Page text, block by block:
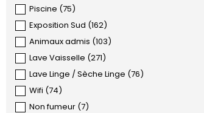
Piscine (75)
Exposition Sud (162)
Animaux admis (103)
Lave Vaisselle (271)
Lave Linge / Sèche Linge (76)
Wifi (74)
Non fumeur (7)